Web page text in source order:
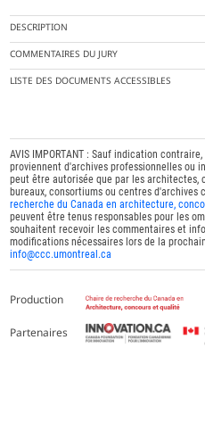
DESCRIPTION
COMMENTAIRES DU JURY
LISTE DES DOCUMENTS ACCESSIBLES
AVIS IMPORTANT : Sauf indication
proviennent d'archives professionnelles ou
peut être autorisée que par les architectes,
bureaux, consortiums ou centres
recherche du Canada en architecture,
peuvent être tenus responsables pour les
souhaitent recevoir les commentaires et
modifications nécessaires lors de la
info@ccc.umontreal.ca
Production
Partenaires